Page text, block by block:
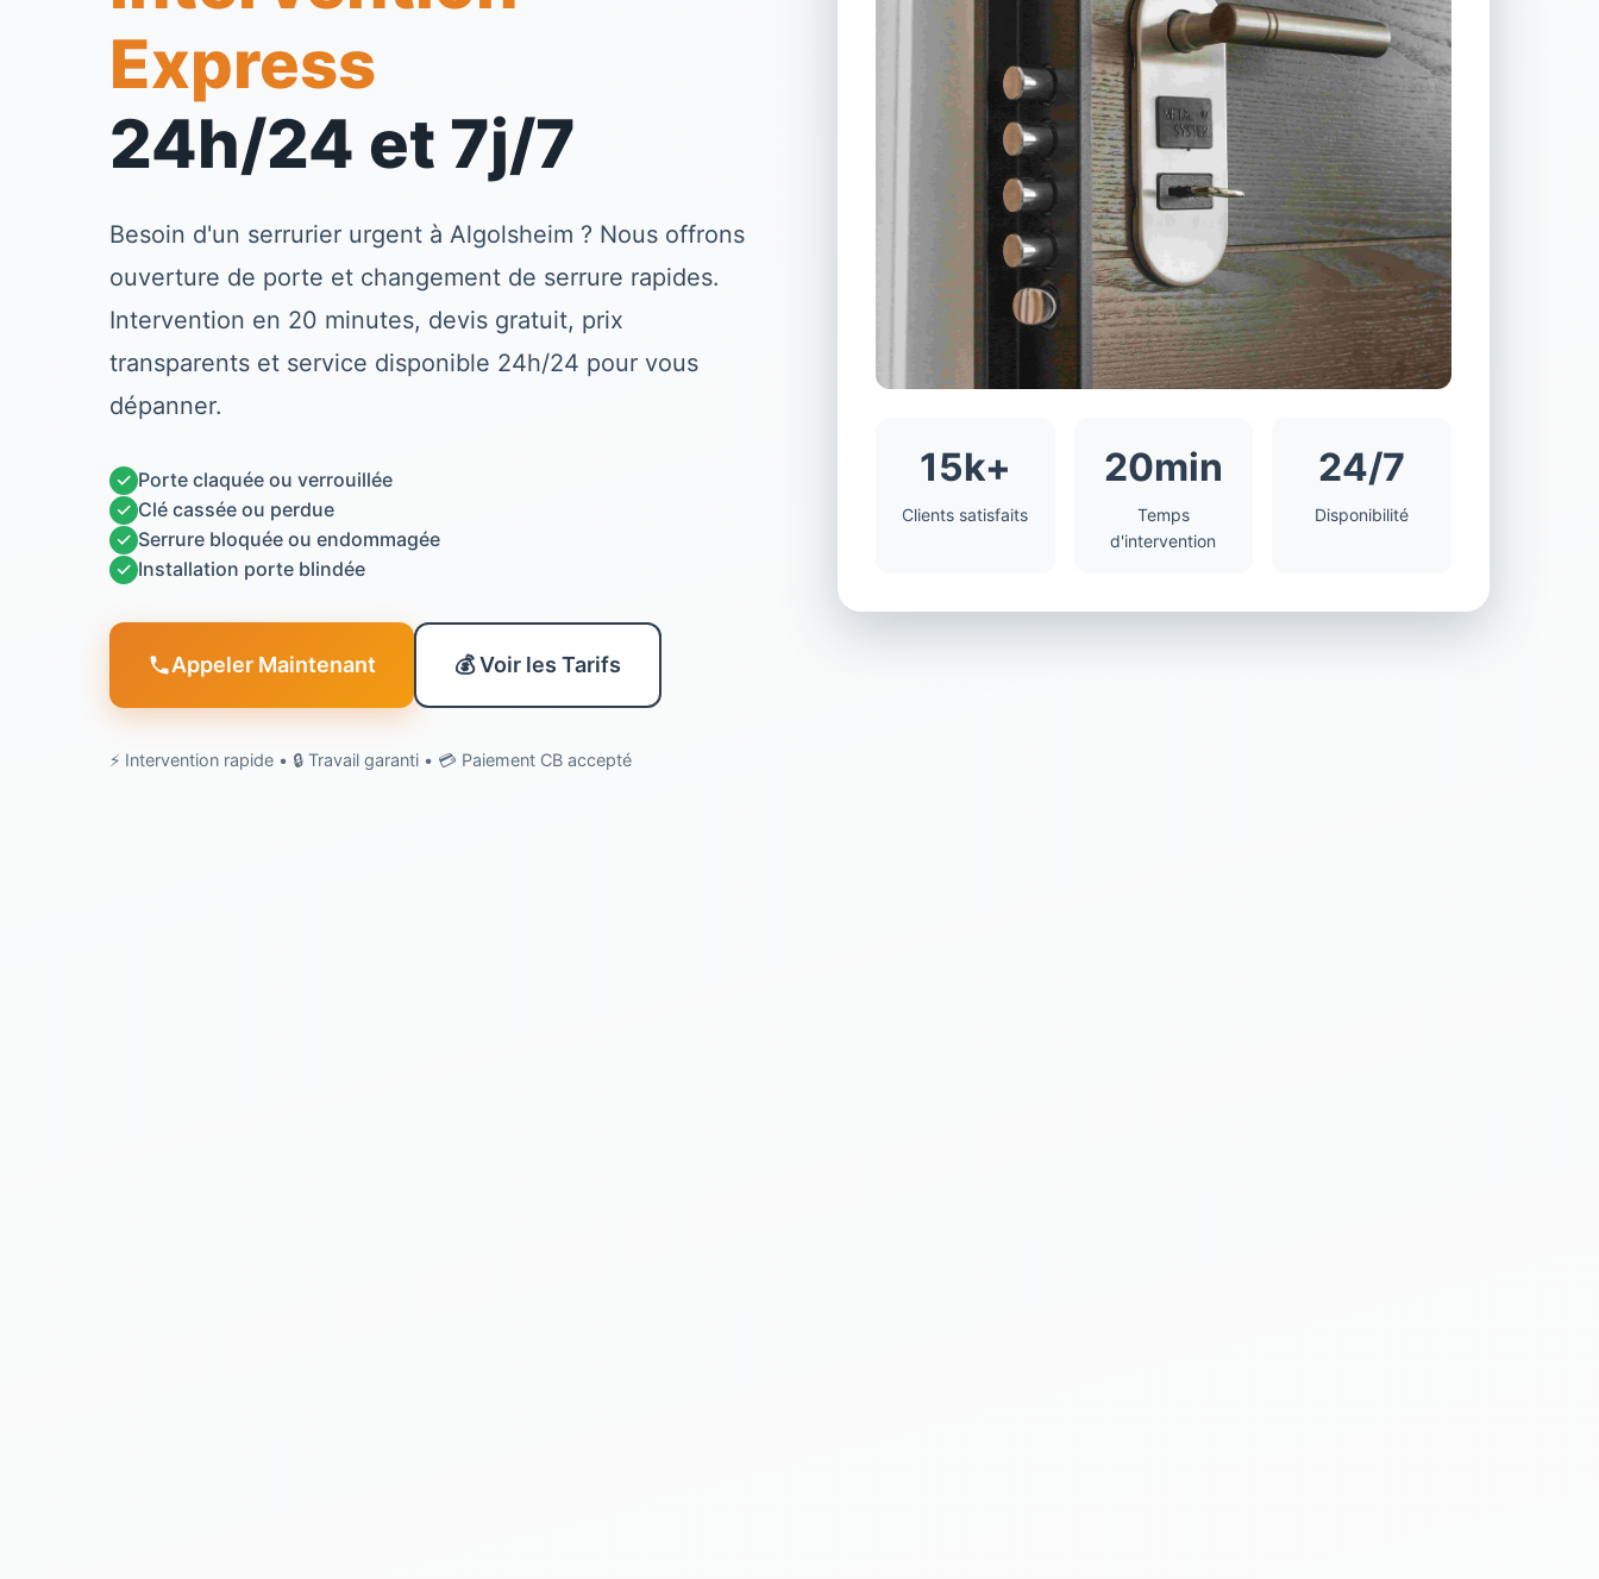
Express
24h/24 et 7j/7
Besoin d'un serrurier urgent à Algolsheim ? Nous offrons
ouverture de porte et changement de serrure rapides.
Intervention en 20 minutes, devis gratuit, prix
transparents et service disponible 24h/24 pour vous
dépanner.
✓ Porte claquée ou verrouillée
✓ Clé cassée ou perdue
✓ Serrure bloquée ou endommagée
✓ Installation porte blindée
Appeler Maintenant 💰 Voir les Tarifs
⚡ Intervention rapide • 🔒 Travail garanti • 💳 Paiement CB accepté
15k+
Clients satisfaits
20min
Temps
d'intervention
24/7
Disponibilité